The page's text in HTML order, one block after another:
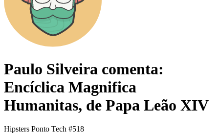
Paulo Silveira comenta:
Encíclica Magnifica
Humanitas, de Papa Leão XIV
Hipsters Ponto Tech #518